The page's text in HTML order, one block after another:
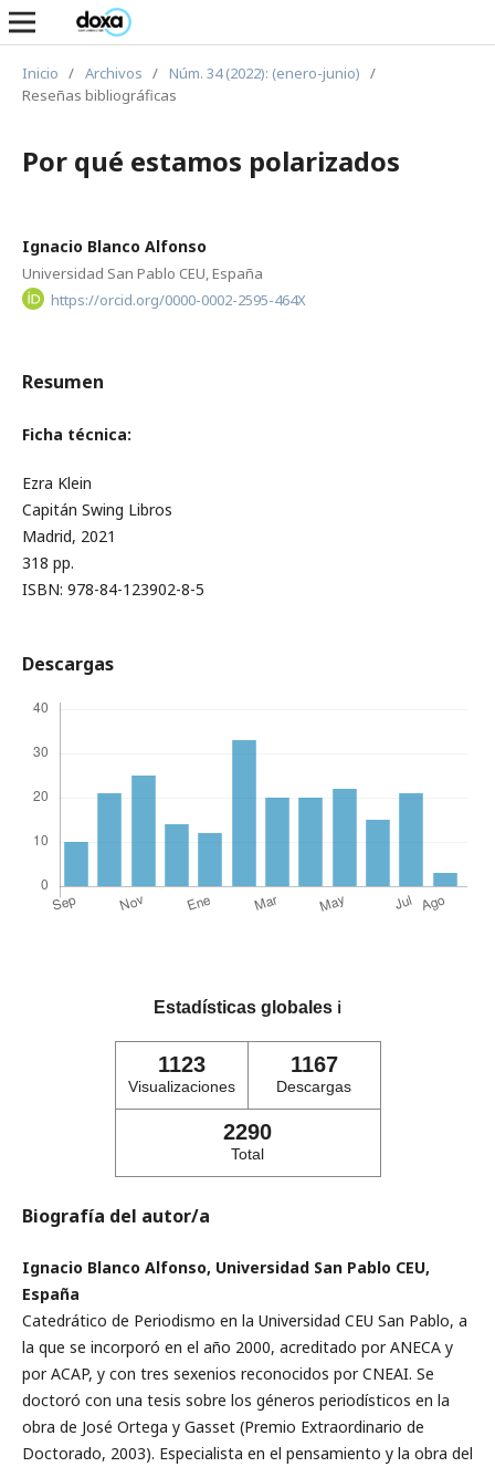
Inicio / Archivos / Núm. 34 (2022): (enero-junio) /
Reseñas bibliográficas
Por qué estamos polarizados
Ignacio Blanco Alfonso
Universidad San Pablo CEU, España
https://orcid.org/0000-0002-2595-464X
Resumen
Ficha técnica:
Ezra Klein
Capitán Swing Libros
Madrid, 2021
318 pp.
ISBN: 978-84-123902-8-5
Descargas
Estadísticas globales ℹ️
1123
Visualizaciones
1167
Descargas
2290
Total
Biografía del autor/a
Ignacio Blanco Alfonso, Universidad San Pablo CEU,
España
Catedrático de Periodismo en la Universidad CEU San Pablo, a
la que se incorporó en el año 2000, acreditado por ANECA y
por ACAP, y con tres sexenios reconocidos por CNEAI. Se
doctoró con una tesis sobre los géneros periodísticos en la
obra de José Ortega y Gasset (Premio Extraordinario de
Doctorado, 2003). Especialista en el pensamiento y la obra del